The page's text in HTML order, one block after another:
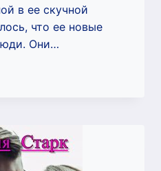
в ее скучной
что ее новые
Они…